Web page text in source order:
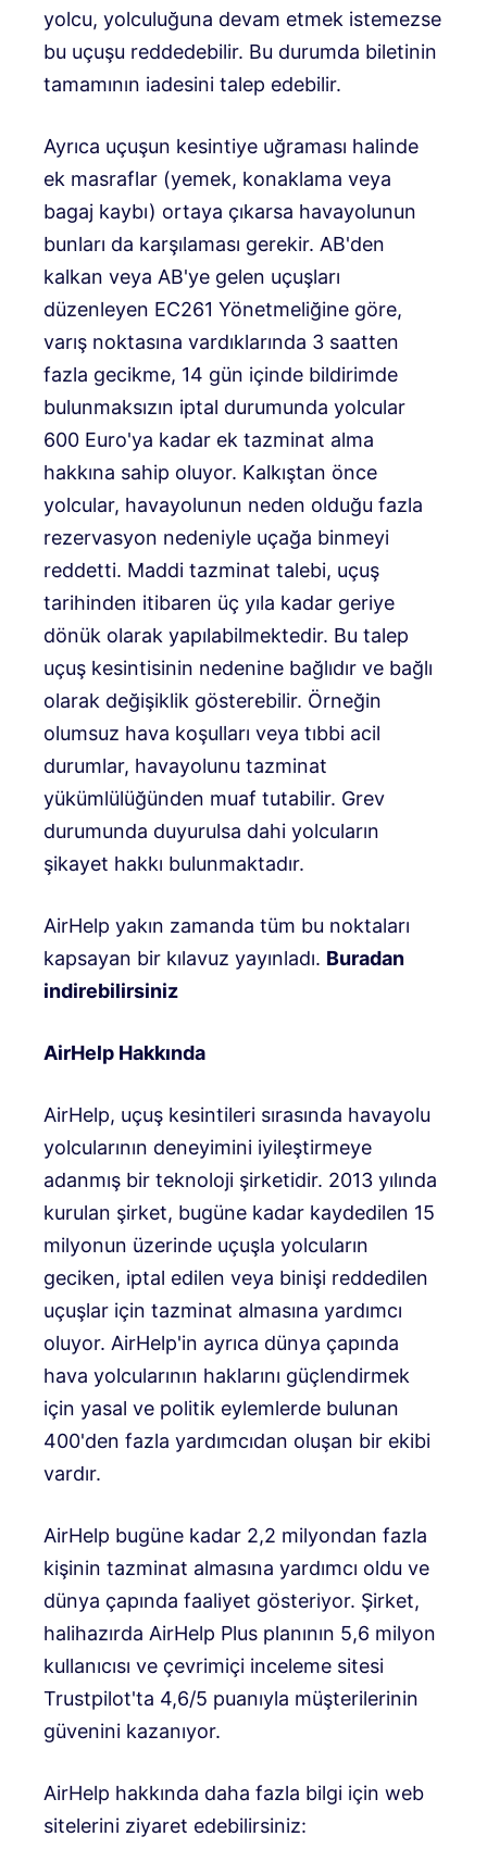
yolcu, yolculuğuna devam etmek istemezse
bu uçuşu reddedebilir. Bu durumda biletinin
tamamının iadesini talep edebilir.
Ayrıca uçuşun kesintiye uğraması halinde
ek masraflar (yemek, konaklama veya
bagaj kaybı) ortaya çıkarsa havayolunun
bunları da karşılaması gerekir. AB'den
kalkan veya AB'ye gelen uçuşları
düzenleyen EC261 Yönetmeliğine göre,
varış noktasına vardıklarında 3 saatten
fazla gecikme, 14 gün içinde bildirimde
bulunmaksızın iptal durumunda yolcular
600 Euro'ya kadar ek tazminat alma
hakkına sahip oluyor. Kalkıştan önce
yolcular, havayolunun neden olduğu fazla
rezervasyon nedeniyle uçağa binmeyi
reddetti. Maddi tazminat talebi, uçuş
tarihinden itibaren üç yıla kadar geriye
dönük olarak yapılabilmektedir. Bu talep
uçuş kesintisinin nedenine bağlıdır ve bağlı
olarak değişiklik gösterebilir. Örneğin
olumsuz hava koşulları veya tıbbi acil
durumlar, havayolunu tazminat
yükümlülüğünden muaf tutabilir. Grev
durumunda duyurulsa dahi yolcuların
şikayet hakkı bulunmaktadır.
AirHelp yakın zamanda tüm bu noktaları
kapsayan bir kılavuz yayınladı. Buradan
indirebilirsiniz
AirHelp Hakkında
AirHelp, uçuş kesintileri sırasında havayolu
yolcularının deneyimini iyileştirmeye
adanmış bir teknoloji şirketidir. 2013 yılında
kurulan şirket, bugüne kadar kaydedilen 15
milyonun üzerinde uçuşla yolcuların
geciken, iptal edilen veya binişi reddedilen
uçuşlar için tazminat almasına yardımcı
oluyor. AirHelp'in ayrıca dünya çapında
hava yolcularının haklarını güçlendirmek
için yasal ve politik eylemlerde bulunan
400'den fazla yardımcıdan oluşan bir ekibi
vardır.
AirHelp bugüne kadar 2,2 milyondan fazla
kişinin tazminat almasına yardımcı oldu ve
dünya çapında faaliyet gösteriyor. Şirket,
halihazırda AirHelp Plus planının 5,6 milyon
kullanıcısı ve çevrimiçi inceleme sitesi
Trustpilot'ta 4,6/5 puanıyla müşterilerinin
güvenini kazanıyor.
AirHelp hakkında daha fazla bilgi için web
sitelerini ziyaret edebilirsiniz: